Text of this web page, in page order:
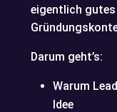
eigentlich gutes
Darum geht’s:
Warum
Idee